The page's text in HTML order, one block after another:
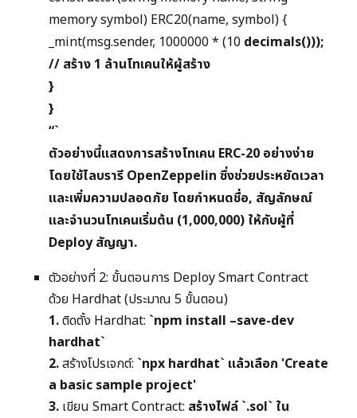
memory symbol) ERC20(name, symbol) {
_mint(msg.sender, 1000000 * (10 decimals()));
// สร้าง 1 ล้านโทเคนให้ผู้สร้าง
}
}
“`
ตัวอย่างนี้แสดงการสร้างโทเคน ERC-20 อย่างง่าย
โดยใช้ไลบรารี OpenZeppelin ซึ่งช่วยประหยัดเวลา
และเพิ่มความปลอดภัย โดยกำหนดชื่อ, สัญลักษณ์
และจำนวนโทเคนเริ่มต้น (1,000,000) ให้กับผู้ที่
Deploy สัญญา.
ตัวอย่างที่ 2: ขั้นตอนการ Deploy Smart Contract
ด้วย Hardhat (ประมาณ 5 ขั้นตอน)
1.ติดตั้ง Hardhat: `npm install –save-dev
hardhat`
2.สร้างโปรเจกต์: `npx hardhat` แล้วเลือก 'Create
a basic sample project'
3. เขียน Smart Contract: สร้างไฟล์ `.sol` ใน